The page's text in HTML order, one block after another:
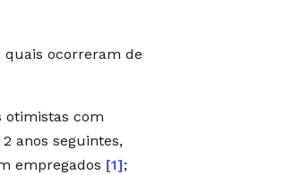
quais ocorreram de
otimistas com
anos seguintes,
empregados [1];